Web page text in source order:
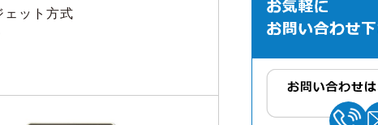
ェット方式